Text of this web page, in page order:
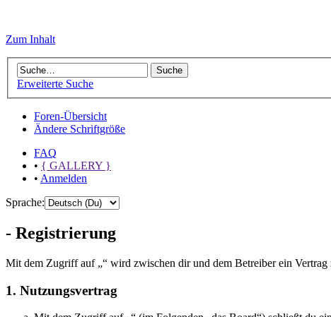
Zum Inhalt
Erweiterte Suche
Foren-Übersicht
Ändere Schriftgröße
FAQ
• { GALLERY }
• Anmelden
Sprache:
- Registrierung
Mit dem Zugriff auf „“ wird zwischen dir und dem Betreiber ein Vertrag
1. Nutzungsvertrag